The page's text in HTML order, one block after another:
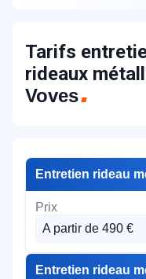
Tarifs
rideaux
Voves
Entretien rideau
A partir de 490 €
Entretien rideau